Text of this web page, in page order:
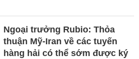
Ngoại trưởng Rubio: Thỏa
thuận Mỹ-Iran về các tuyến
hàng hải có thể sớm được ký